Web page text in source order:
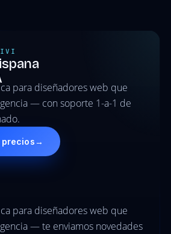
para diseñadores web que
— con soporte 1-a-1 de
precios→
para diseñadores web que
— te enviamos novedades